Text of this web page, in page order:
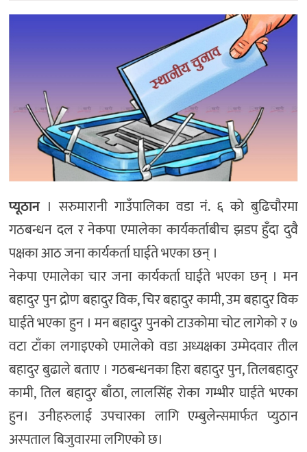
भिडियो
प्यूठान। सरुमारानी गाउँपालिका वडा नं. ६ को बुढिचौरमा
गठबन्धन दल र नेकपा एमालेका कार्यकर्ताबीच झडप हुँदा दुवै
पक्षका आठ जना कार्यकर्ता घाईते भएका छन् ।
नेकपा एमालेका चार जना कार्यकर्ता घाईते भएका छन् । मन
बहादुर पुन द्रोण बहादुर विक, चिर बहादुर कामी, उम बहादुर विक
घाईते भएका हुन । मन बहादुर पुनको टाउकोमा चोट लागेको र ७
वटा टाँका लगाइएको एमालेको वडा अध्यक्षका उम्मेदवार तील
बहादुर बुढाले बताए । गठबन्धनका हिरा बहादुर पुन, तिलबहादुर
कामी, तिल बहादुर बाँठा, लालसिंह रोका गम्भीर घाईते भएका
हुन। उनीहरुलाई उपचारका लागि एम्बुलेन्समार्फत प्युठान
अस्पताल बिजुवारमा लगिएको छ।